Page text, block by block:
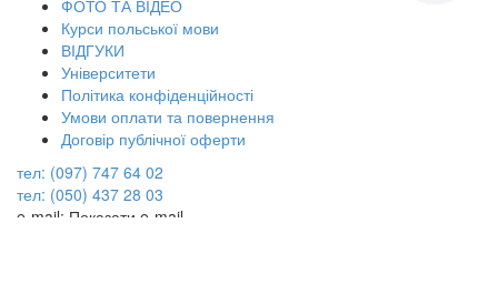
ФОТО ТА ВІДЕО
Курси польської мови
ВІДГУКИ
Університети
Політика конфіденційності
Умови оплати та повернення
Договір публічної оферти
тел: (097) 747 64 02
тел: (050) 437 28 03
e-mail: Показати e-mail